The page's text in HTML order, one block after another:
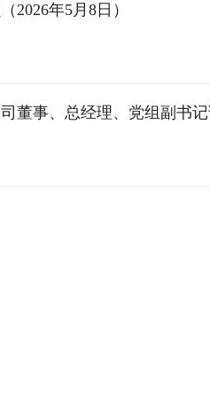
2026年5月8日）
董事、总经理、党组副书